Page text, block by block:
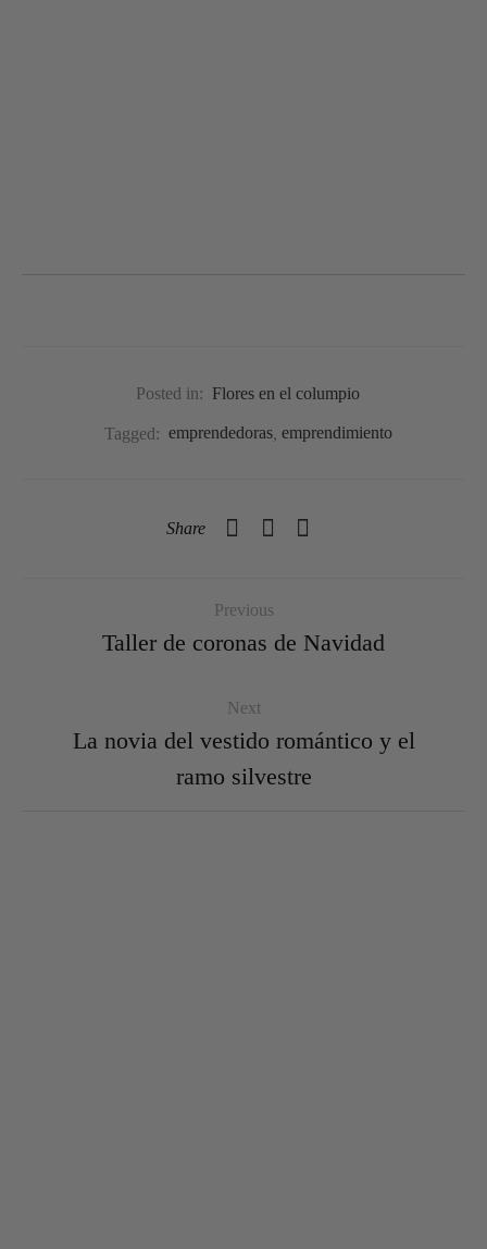
Posted in: Flores en el columpio
Tagged: emprendedoras, emprendimiento
Share
Previous
Taller de coronas de Navidad
Next
La novia del vestido romántico y el
ramo silvestre